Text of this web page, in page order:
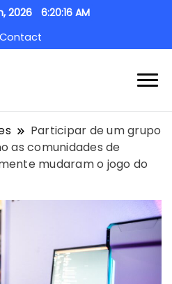
2026
6:20:17 AM
Contact
Participar de um grupo
as comunidades de
mudaram o jogo do